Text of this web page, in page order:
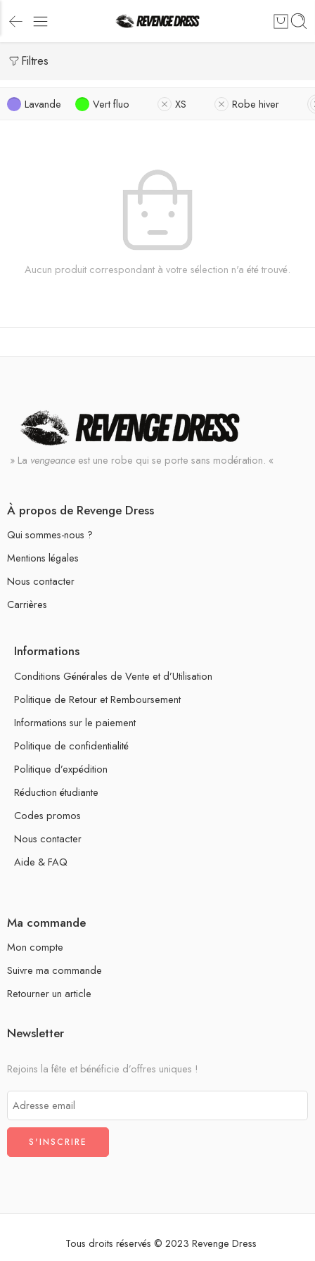
Filtres
Lavande Vert fluo XS Robe hiver
Aucun produit correspondant à votre sélection n'a été trouvé.
» La vengeance est une robe qui se porte sans modération. «
À propos de Revenge Dress
Qui sommes-nous ?
Mentions légales
Nous contacter
Carrières
Informations
Conditions Générales de Vente et d’Utilisation
Politique de Retour et Remboursement
Informations sur le paiement
Politique de confidentialité
Politique d’expédition
Réduction étudiante
Codes promos
Nous contacter
Aide & FAQ
Ma commande
Mon compte
Suivre ma commande
Retourner un article
Newsletter
Rejoins la fête et bénéficie d’offres uniques !
Tous droits réservés © 2023 Revenge Dress